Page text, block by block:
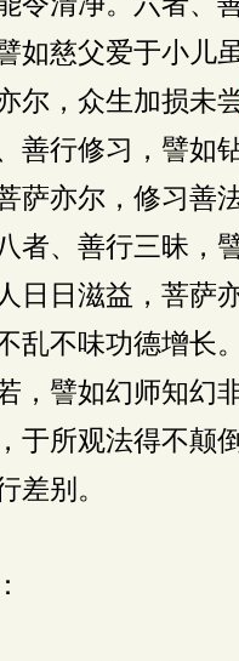
如慈父爱于小儿
尔，众生加损未
善行修习，譬如
萨亦尔，修习善
者、善行三昧，
日日滋益，菩萨
乱不味功德增长
，譬如幻师知幻
于所观法得不颠
差别。